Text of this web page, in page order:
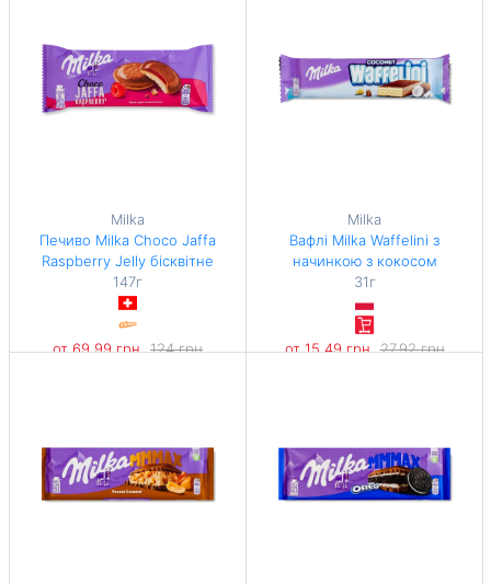
Milka
Печиво Milka Choco Jaffa
Raspberry Jelly бісквітне
147г
от 69,99 грн 124 грн
Milka
Вафлі Milka Waffelini з
начинкою з кокосом
31г
от 15,49 грн 27,92 грн